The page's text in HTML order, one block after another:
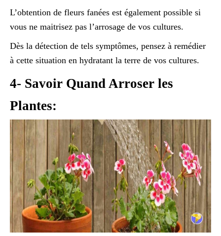
L’obtention de fleurs fanées est également possible si
vous ne maitrisez pas l’arrosage de vos cultures.
Dès la détection de tels symptômes, pensez à remédier
à cette situation en hydratant la terre de vos cultures.
4- Savoir Quand Arroser les
Plantes: